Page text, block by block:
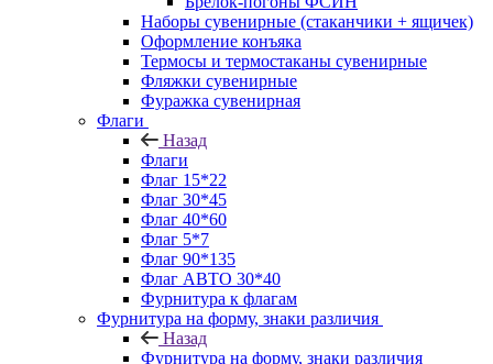
Наборы сувенирные (стаканчики + ящичек)
Оформление конъяка
Термосы и термостаканы сувенирные
Фляжки сувенирные
Фуражка сувенирная
Флаги
Назад
Флаги
Флаг 15*22
Флаг 30*45
Флаг 40*60
Флаг 5*7
Флаг 90*135
Флаг АВТО 30*40
Фурнитура к флагам
Фурнитура на форму, знаки различия
Назад
Фурнитура на форму, знаки различия